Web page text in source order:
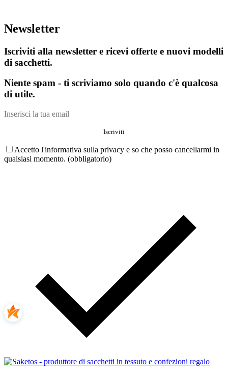
Newsletter
Iscriviti alla newsletter e ricevi offerte e nuovi modelli
di sacchetti.
Niente spam - ti scriviamo solo quando c'è qualcosa
di utile.
Accetto l'informativa sulla privacy e so che posso cancellarmi in
qualsiasi momento. (obbligatorio)